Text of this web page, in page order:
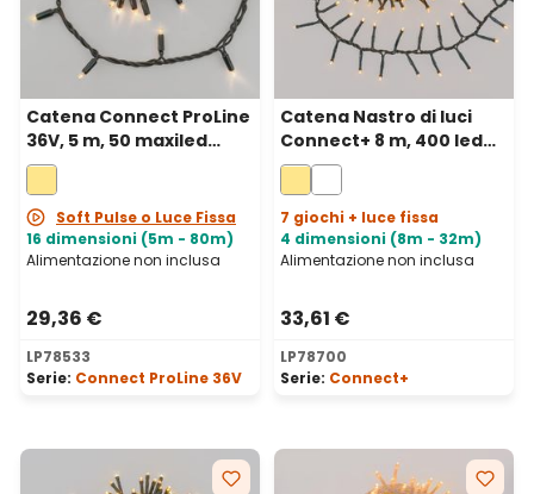
Catena Connect ProLine
36V, 5 m, 50 maxiled
bianco caldo, cavo
verde, prolungabile
Soft Pulse o Luce Fissa
16 dimensioni (5m - 80m)
Alimentazione non inclusa
29,36 €
LP78533
Serie: Connect ProLine 36V
Catena Nastro di luci
Connect+ 8 m, 400 led
bianco caldo, cavo
verde, prolungabile
7 giochi + luce fissa
4 dimensioni (8m - 32m)
Alimentazione non inclusa
33,61 €
LP78700
Serie: Connect+